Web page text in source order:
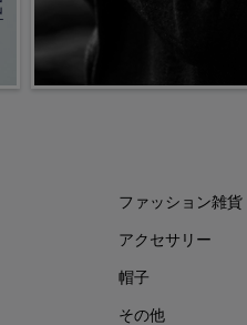
ファッション雑貨
アクセサリー
帽子
その他